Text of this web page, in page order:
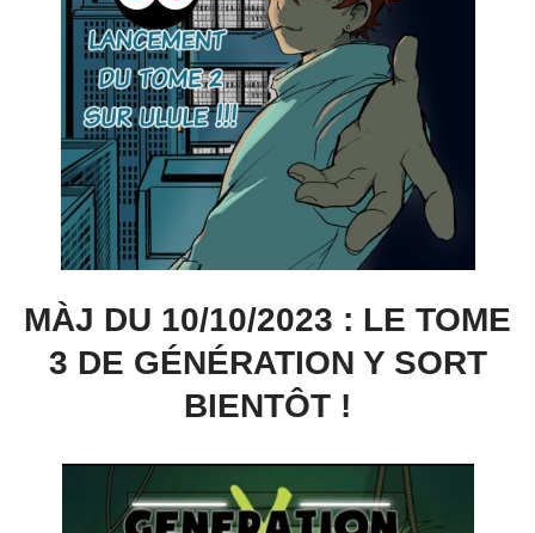
MÀJ DU 10/10/2023 : LE TOME
3 DE GÉNÉRATION Y SORT
BIENTÔT !